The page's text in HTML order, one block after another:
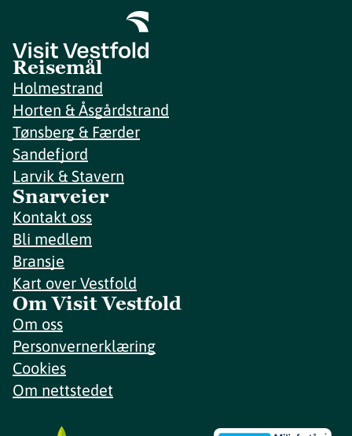
Reisemål
Holmestrand
Horten & Åsgårdstrand
Tønsberg & Færder
Sandefjord
Larvik & Stavern
Snarveier
Kontakt oss
Bli medlem
Bransje
Kart over Vestfold
Om Visit Vestfold
Om oss
Personvernerklæring
Cookies
Om nettstedet